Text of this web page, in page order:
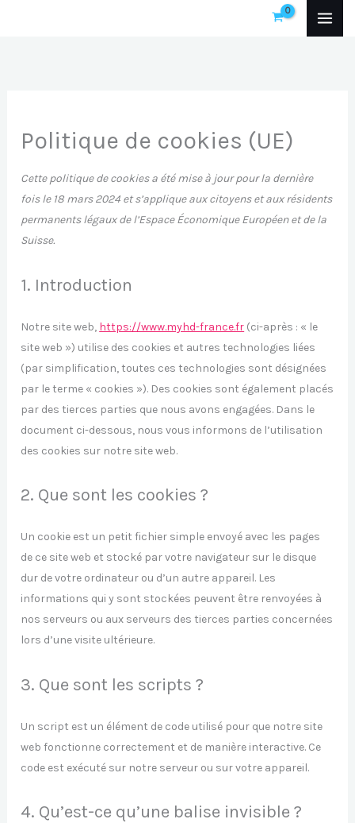
Politique de cookies (UE)
Cette politique de cookies a été mise à jour pour la dernière
fois le 18 mars 2024 et s’applique aux citoyens et aux résidents
permanents légaux de l’Espace Économique Européen et de la
Suisse.
1. Introduction
Notre site web, https://www.myhd-france.fr (ci-après : « le
site web ») utilise des cookies et autres technologies liées
(par simplification, toutes ces technologies sont désignées
par le terme « cookies »). Des cookies sont également placés
par des tierces parties que nous avons engagées. Dans le
document ci-dessous, nous vous informons de l’utilisation
des cookies sur notre site web.
2. Que sont les cookies ?
Un cookie est un petit fichier simple envoyé avec les pages
de ce site web et stocké par votre navigateur sur le disque
dur de votre ordinateur ou d’un autre appareil. Les
informations qui y sont stockées peuvent être renvoyées à
nos serveurs ou aux serveurs des tierces parties concernées
lors d’une visite ultérieure.
3. Que sont les scripts ?
Un script est un élément de code utilisé pour que notre site
web fonctionne correctement et de manière interactive. Ce
code est exécuté sur notre serveur ou sur votre appareil.
4. Qu’est-ce qu’une balise invisible ?
Consent
Consent
Consent
Consent
Consent
Consent
Consent
Consent
Consent
Consent